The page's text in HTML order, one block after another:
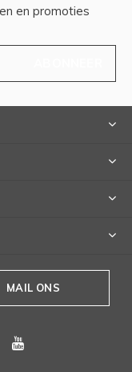
en promoties
MAIL ONS